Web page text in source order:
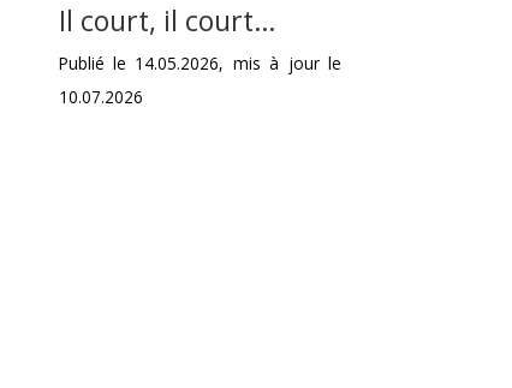
Il court, il court…
Publié le 14.05.2026, mis à jour le
10.07.2026